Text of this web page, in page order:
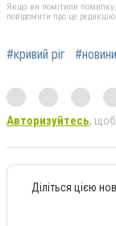
Якщо ви помітили помилку,
повідомити про це редакцію
#кривий ріг #новини
Авторизуйтесь, щоб
Діліться цією